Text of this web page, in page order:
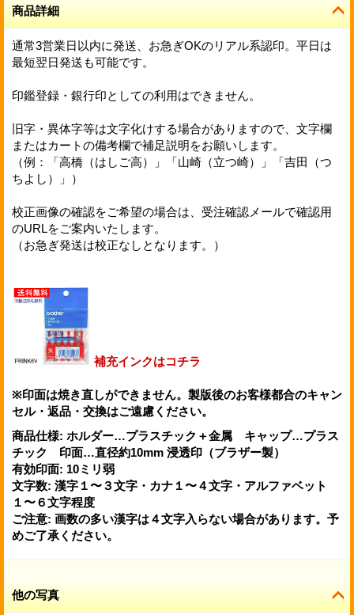
商品詳細
通常3営業日以内に発送、お急ぎOKのリアル系認印。平日は
最短翌日発送も可能です。
印鑑登録・銀行印としての利用はできません。
旧字・異体字等は文字化けする場合がありますので、文字欄
またはカートの備考欄で補足説明をお願いします。
（例：「高橋（はしご高）」「山崎（立つ崎）」「吉田（つ
ちよし）」）
校正画像の確認をご希望の場合は、受注確認メールで確認用
のURLをご案内いたします。
（お急ぎ発送は校正なしとなります。）
補充インクはコチラ
※印面は焼き直しができません。製版後のお客様都合のキャン
セル・返品・交換はご遠慮ください。
商品仕様: ホルダー…プラスチック＋金属 キャップ…プラス
チック 印面…直径約10mm 浸透印（ブラザー製）
有効印面: 10ミリ弱
文字数: 漢字１〜３文字・カナ１〜４文字・アルファベット
１〜６文字程度
ご注意: 画数の多い漢字は４文字入らない場合があります。予
めご了承ください。
他の写真